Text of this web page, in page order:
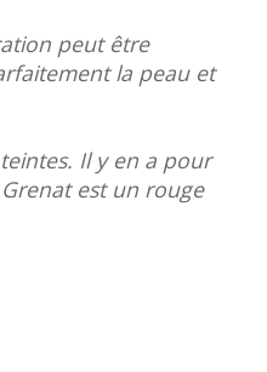
peut être
la peau et
Il y en a pour
est un rouge